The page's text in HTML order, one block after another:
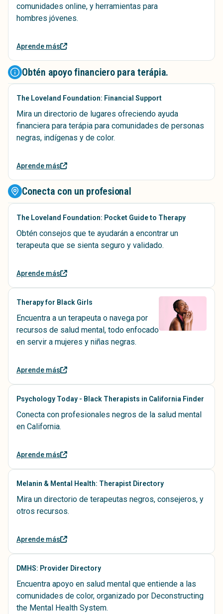
comunidades online, y herramientas para
hombres jóvenes.
Aprende más
Obtén apoyo financiero para terápia.
The Loveland Foundation: Financial Support
Mira un directorio de lugares ofreciendo ayuda
financiera para terápia para comunidades de personas
negras, indígenas y de color.
Aprende más
Conecta con un profesional
The Loveland Foundation: Pocket Guide to Therapy
Obtén consejos que te ayudarán a encontrar un
terapeuta que se sienta seguro y validado.
Aprende más
Therapy for Black Girls
Encuentra a un terapeuta o navega por
recursos de salud mental, todo enfocado
en servir a mujeres y niñas negras.
Aprende más
Psychology Today - Black Therapists in California Finder
Conecta con profesionales negros de la salud mental
en California.
Aprende más
Melanin & Mental Health: Therapist Directory
Mira un directorio de terapeutas negros, consejeros, y
otros recursos.
Aprende más
DMHS: Provider Directory
Encuentra apoyo en salud mental que entiende a las
comunidades de color, organizado por Deconstructing
the Mental Health System.